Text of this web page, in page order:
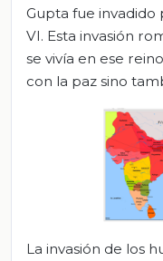
Gupta fue invadido
VI. Esta invasión
se vivía en ese
con la paz sino
La invasión de los